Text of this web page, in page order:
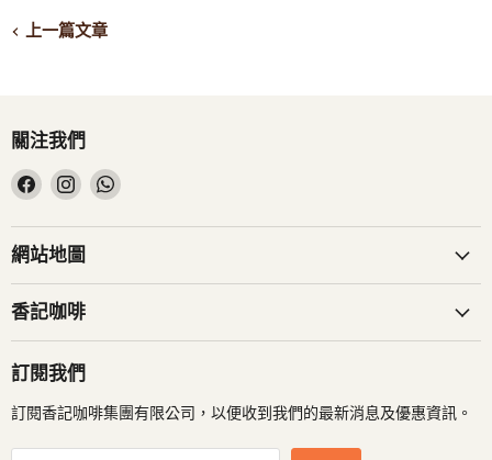
上一篇文章
關注我們
在
Facebook
找
到
們
在
Instagram
找
到
們
在
找
網站地圖
香記咖啡
訂閱我們
訂閱香記咖啡集團有限公司，以便收到我們的最新消息及優惠資訊。